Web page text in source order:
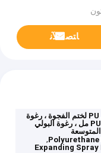
ﺎﺘﺼﻟ ﺍﻶﻧ
رغوة البولي يوريثين PU لختم الفجوة ، رغوة
البولي يوريثين PU 800 مل ، رغوة البولي
Polyurethane
,
Expanding